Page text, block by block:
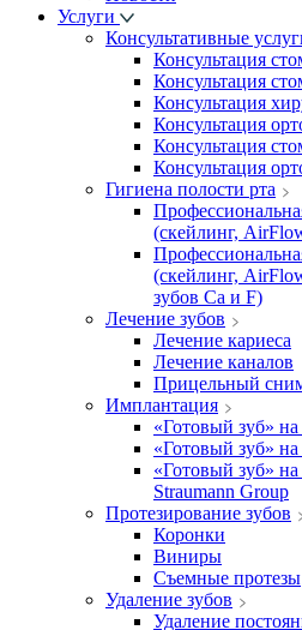
Услуги
Консультативные
Консультация
Консультация
Консультация
Консультация
Консультация
Консультация
Гигиена полости рта
(скейлинг,
(скейлинг,
зубов Ca и F)
Лечение зубов
Лечение кариеса
Лечение каналов
Прицельный
Имплантация
«Готовый зуб» на
«Готовый зуб»
«Готовый зуб»
Straumann Group
Протезирование зубов
Коронки
Виниры
Съемные протезы
Удаление зубов
Удаление